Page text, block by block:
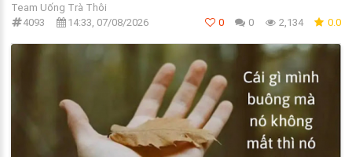
Team Uống Trà Thôi
4093
14:33, 07/08/2026 0 0 2,134 0.0